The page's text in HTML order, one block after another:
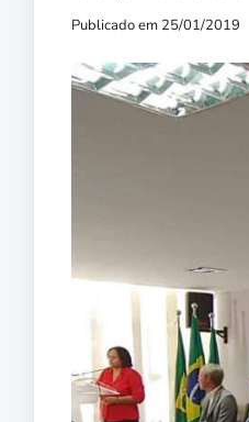
Publicado em 25/01/2019